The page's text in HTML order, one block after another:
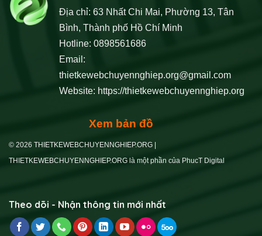
Địa chỉ: 63 Nhất Chi Mai, Phường 13, Tân
Bình, Thành phố Hồ Chí Minh
Hotline: 0898561686
Email:
thietkewebchuyennghiep.org@gmail.com
Website: https://thietkewebchuyennghiep.org
Xem bản đồ
© 2026 THIETKEWEBCHUYENNGHIEP.ORG |
THIETKEWEBCHUYENNGHIEP.ORG là một phần của PhucT Digital
Theo dõi - Nhận thông tin mới nhất